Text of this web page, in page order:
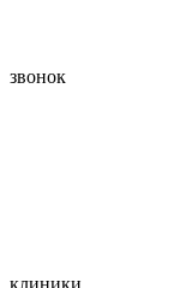
звонок
клиники